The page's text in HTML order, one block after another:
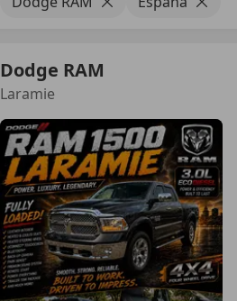
Dodge RAM
Laramie